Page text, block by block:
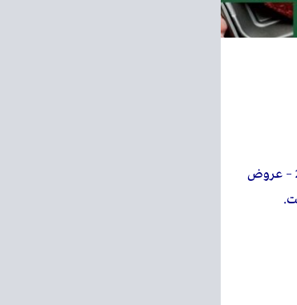
– عروض كارفور يوليو 2025 – عروض